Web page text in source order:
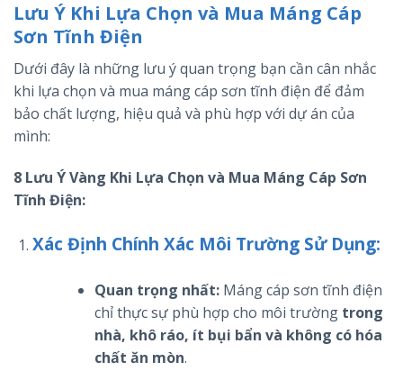
Lưu Ý Khi Lựa Chọn và Mua Máng Cáp
Sơn Tĩnh Điện
Dưới đây là những lưu ý quan trọng bạn cần cân nhắc
khi lựa chọn và mua máng cáp sơn tĩnh điện để đảm
bảo chất lượng, hiệu quả và phù hợp với dự án của
mình:
8 Lưu Ý Vàng Khi Lựa Chọn và Mua Máng Cáp Sơn
Tĩnh Điện:
Xác Định Chính Xác Môi Trường Sử Dụng:
Quan trọng nhất:Máng cáp sơn tĩnh điện
chỉ thực sự phù hợp cho môi trường trong
nhà, khô ráo, ít bụi bẩn và không có hóa
chất ăn mòn.